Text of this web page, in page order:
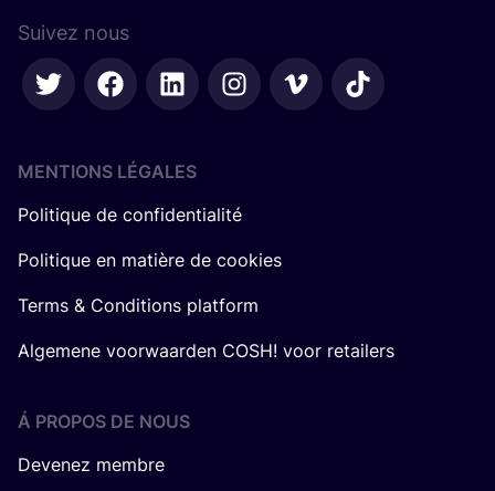
Suivez nous
MENTIONS LÉGALES
Politique de confidentialité
Politique en matière de cookies
Terms & Conditions platform
Algemene voorwaarden COSH! voor retailers
Á PROPOS DE NOUS
Devenez membre